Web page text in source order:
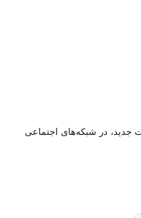
جدید، در شبکه‌های اجتماعی